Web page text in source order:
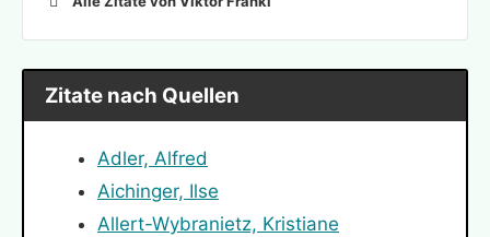
Zitate nach Quellen
Adler, Alfred
Aichinger, Ilse
Allert-Wybranietz, Kristiane